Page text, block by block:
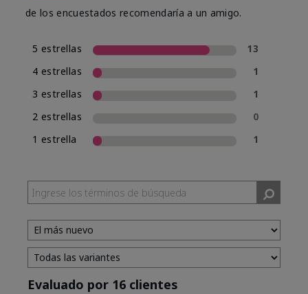
de los encuestados recomendaría a un amigo.
5 estrellas
13
4 estrellas
1
3 estrellas
1
2 estrellas
0
1 estrella
1
Evaluado por 16 clientes